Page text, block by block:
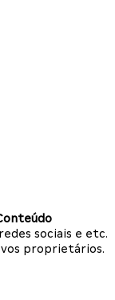
sociais e etc.
proprietários.